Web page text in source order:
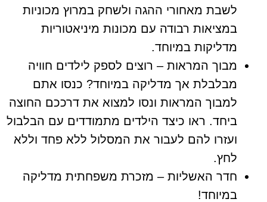
לשבת מאחורי ההגה ולשחק במרוץ מכוניות
במציאות רבודה עם מכונות מיניאטוריות
מדליקות במיוחד.
מבוך המראות – רוצים לספק לילדים חוויה
מבלבלת אך מדליקה במיוחד? כנסו אתם
למבוך המראות ונסו למצוא את דרככם החוצה
ביחד. ראו כיצד הילדים מתמודדים עם הבלבול
ועזרו להם לעבור את המסלול ללא פחד וללא
לחץ.
חדר האשליות – מזכרת משפחתית מדליקה
במיוחד!